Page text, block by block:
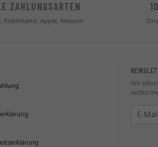
ZAHLUNGSARTEN
Kreditkarte, Apple, Amazon
Wir
nichts